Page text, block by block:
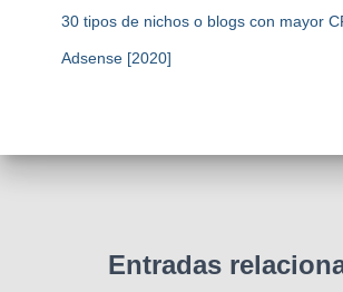
30 tipos de nichos o blogs con mayor
Adsense [2020]
Entradas